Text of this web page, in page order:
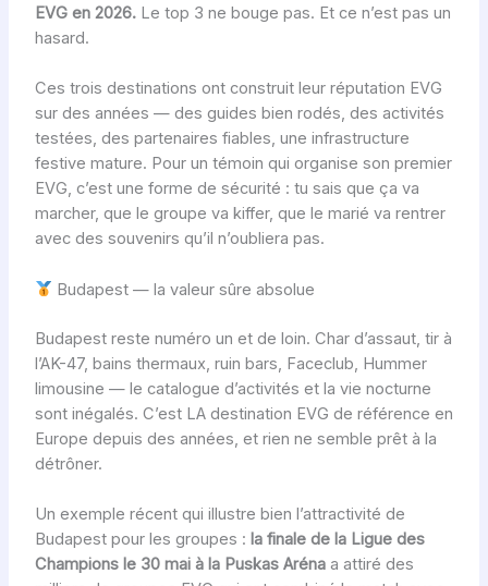
EVG en 2026.Le top 3 ne bouge pas. Et ce n’est pas un
hasard.
Ces trois destinations ont construit leur réputation EVG
sur des années — des guides bien rodés, des activités
testées, des partenaires fiables, une infrastructure
festive mature. Pour un témoin qui organise son premier
EVG, c’est une forme de sécurité : tu sais que ça va
marcher, que le groupe va kiffer, que le marié va rentrer
avec des souvenirs qu’il n’oubliera pas.
Budapest — la valeur sûre absolue
Budapest reste numéro un et de loin. Char d’assaut, tir à
l’AK-47, bains thermaux, ruin bars, Faceclub, Hummer
limousine — le catalogue d’activités et la vie nocturne
sont inégalés. C’est LA destination EVG de référence en
Europe depuis des années, et rien ne semble prêt à la
détrôner.
Un exemple récent qui illustre bien l’attractivité de
Budapest pour les groupes : la finale de la Ligue des
Champions le 30 mai à la Puskas Arénaa attiré des